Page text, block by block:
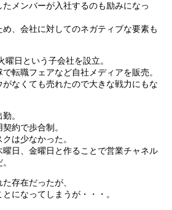
メンバーが入社するのも励みになっ
、会社に対してのネガティブな要素も
日という子会社を設立。
転職フェアなど自社メディアを販売。
なくても売れたので大きな戦力にもな
。
約で歩合制。
は少なかった。
日、金曜日と作ることで営業チャネル
存在だったが、
になってしまうが・・・。